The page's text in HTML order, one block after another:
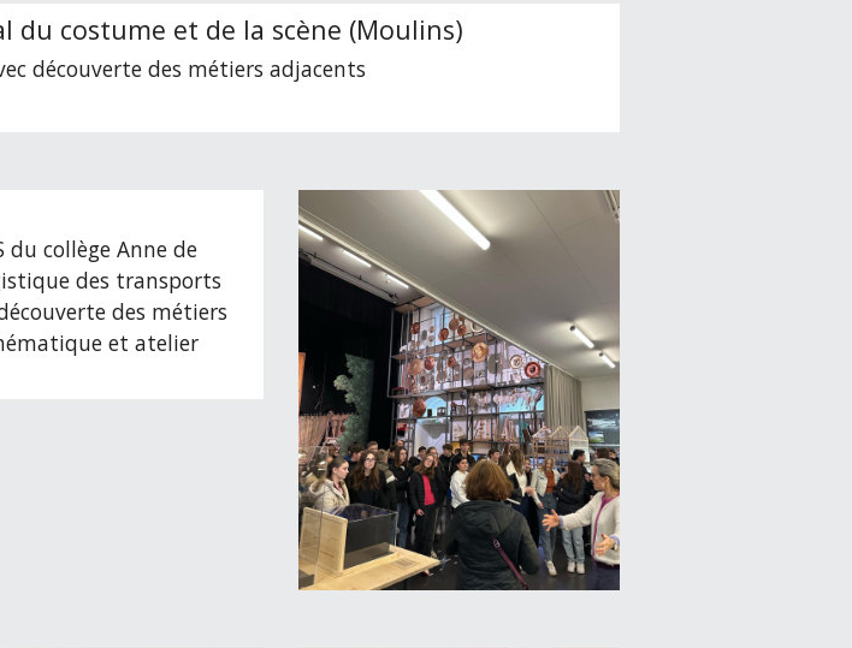
du costume et de la scène (Moulins)
découverte des métiers adjacents
du collège Anne de
des transports
des métiers
et atelier